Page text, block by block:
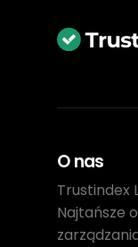
O nas
Trustindex
Najtańsze